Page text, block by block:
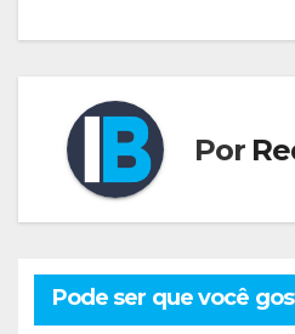
Por
Pode ser que você